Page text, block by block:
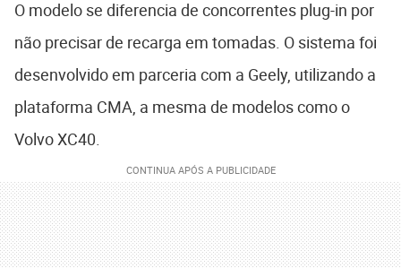
O modelo se diferencia de concorrentes plug-in por
não precisar de recarga em tomadas. O sistema foi
desenvolvido em parceria com a Geely, utilizando a
plataforma CMA, a mesma de modelos como o
Volvo XC40.